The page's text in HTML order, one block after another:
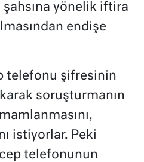
şahsına yönelik iftira
endişe
telefonu şifresinin
soruşturmanın
istiyorlar. Peki
telefonunun